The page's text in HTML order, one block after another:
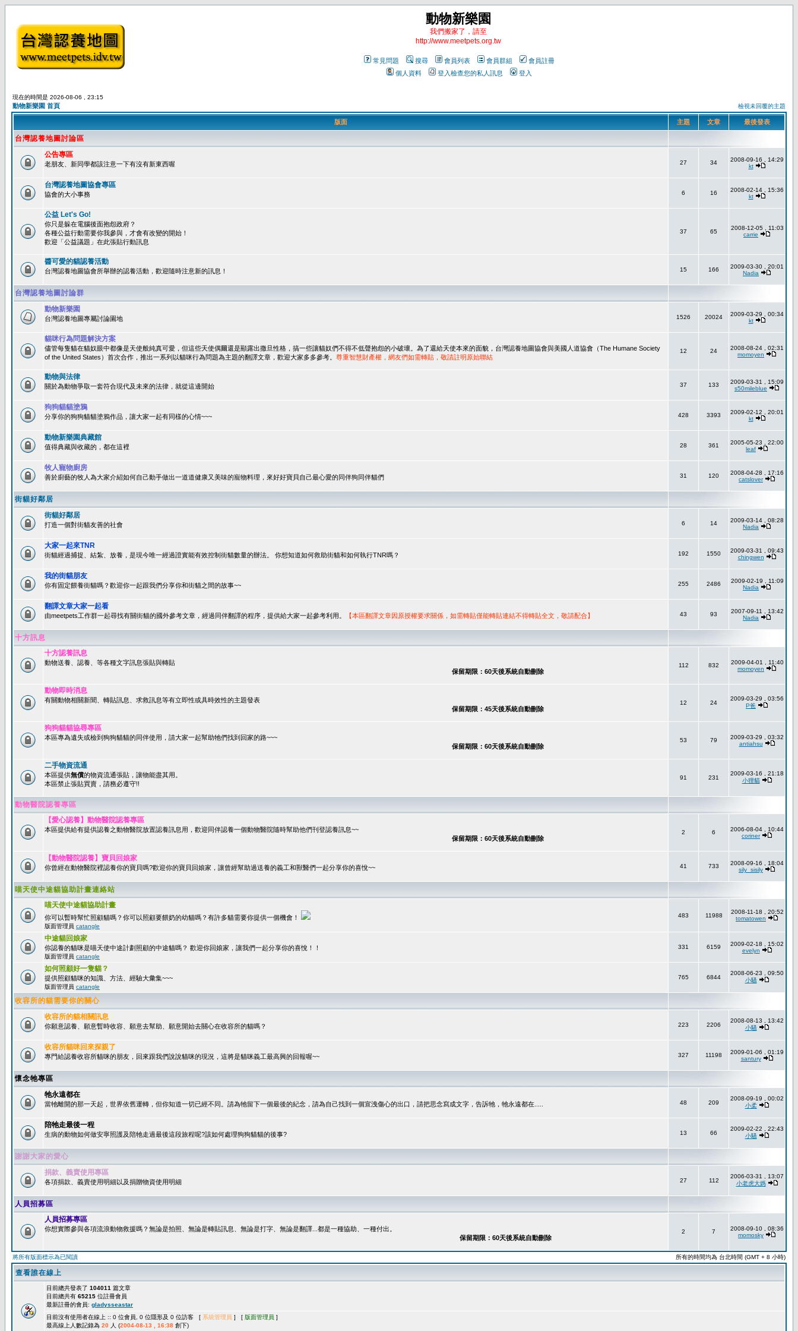
動物新樂園
我們搬家了，請至
http://www.meetpets.org.tw
常見問題 搜尋 會員列表 會員群組
會員註冊
個人資料
登入檢查您的私人訊息 登入
現在的時間是 2026-08-06 , 23:15
動物新樂園 首頁 檢視未回覆的主題
版面 主題 文章 最後發表
台灣認養地圖討論區
公告專區
老朋友、新同學都該注意一下有沒有新東西喔 27 34
2008-09-16 , 14:29
kt
台灣認養地圖協會專區
協會的大小事務 6 16
2008-02-14 , 15:36
kt
公益 Let's Go!
你只是躲在電腦後面抱怨政府？
各種公益行動需要你我參與，才會有改變的開始！
歡迎「公益議題」在此張貼行動訊息
37 65
2008-12-05 , 11:03
carrie
醬可愛的貓認養活動
台灣認養地圖協會所舉辦的認養活動，歡迎隨時注意新的訊息！ 15 166
2009-03-30 , 20:01
Nadia
台灣認養地圖討論群
動物新樂園
台灣認養地圖專屬討論園地 1526 20024
2009-03-29 , 00:34
kt
貓咪行為問題解決方案
儘管每隻貓在貓奴眼中都像是天使般純真可愛，但這些天使偶爾還是顯露出撒旦性格，搞一些讓貓奴們不得不低聲抱怨的小破壞。為了還給天使本來的面貌，台灣認養地圖協會與美國人道協會（The Humane Society
of the United States）首次合作，推出一系列以貓咪行為問題為主題的翻譯文章，歡迎大家多多參考。 尊重智慧財產權，網友們如需轉貼，敬請註明原始聯結
12 24
2008-08-24 , 02:31
momoyen
動物與法律
關於為動物爭取一套符合現代及未來的法律，就從這邊開始 37 133
2009-03-31 , 15:09
s50mileblue
狗狗貓貓塗鴉
分享你的狗狗貓貓塗鴉作品，讓大家一起有同樣的心情~~~ 428 3393
2009-02-12 , 20:01
kt
動物新樂園典藏館
值得典藏與收藏的，都在這裡 28 361
2005-05-23 , 22:00
leaf
牧人寵物廚房
善於廚藝的牧人為大家介紹如何自己動手做出一道道健康又美味的寵物料理，來好好寶貝自己最心愛的同伴狗同伴貓們 31 120
2008-04-28 , 17:16
catslover
街貓好鄰居
街貓好鄰居
打造一個對街貓友善的社會 6 14
2009-03-14 , 08:28
Nadia
大家一起來TNR
街貓經過捕捉、結紮、放養，是現今唯一經過證實能有效控制街貓數量的辦法。 你想知道如何救助街貓和如何執行TNR嗎？ 192 1550
2009-03-31 , 09:43
chingwen
我的街貓朋友
你有固定餵養街貓嗎？歡迎你一起跟我們分享你和街貓之間的故事~~ 255 2486
2009-02-19 , 11:09
Nadia
翻譯文章大家一起看
由meetpets工作群一起尋找有關街貓的國外參考文章，經過同伴翻譯的程序，提供給大家一起參考利用。 【本區翻譯文章因原授權要求關係，如需轉貼僅能轉貼連結不得轉貼全文，敬請配合】 43 93
2007-09-11 , 13:42
Nadia
十方訊息
十方認養訊息
動物送養、認養、等各種文字訊息張貼與轉貼
保留期限：60天後系統自動刪除
112 832
2009-04-01 , 11:40
momoyen
動物即時消息
有關動物相關新聞、轉貼訊息、求救訊息等有立即性或具時效性的主題發表
保留期限：45天後系統自動刪除
12 24
2009-03-29 , 03:56
P爸
狗狗貓貓協尋專區
本區專為遺失或檢到狗狗貓貓的同伴使用，請大家一起幫助牠們找到回家的路~~~
保留期限：60天後系統自動刪除
53 79
2009-03-29 , 03:32
antiahsu
二手物資流通
本區提供無償的物資流通張貼，讓物能盡其用。
本區禁止張貼買賣，請務必遵守!!
91 231
2009-03-16 , 21:18
小狸貓
動物醫院認養專區
【愛心認養】動物醫院認養專區
本區提供給有提供認養之動物醫院放置認養訊息用，歡迎同伴認養一個動物醫院隨時幫助他們刊登認養訊息~~
保留期限：60天後系統自動刪除
2 6
2006-08-04 , 10:44
coriner
【動物醫院認養】寶貝回娘家
你曾經在動物醫院裡認養你的寶貝嗎?歡迎你的寶貝回娘家，讓曾經幫助過送養的義工和獸醫們一起分享你的喜悅~~ 41 733
2008-09-16 , 18:04
sily_sisily
喵天使中途貓協助計畫連絡站
喵天使中途貓協助計畫
你可以暫時幫忙照顧貓嗎？你可以照顧要餵奶的幼貓嗎？有許多貓需要你提供一個機會！
版面管理員 catangle
483 11988
2008-11-18 , 20:52
tomatowen
中途貓回娘家
你認養的貓咪是喵天使中途計劃照顧的中途貓嗎？ 歡迎你回娘家，讓我們一起分享你的喜悅！！
版面管理員 catangle
331 6159
2009-02-18 , 15:02
evelyn
如何照顧好一隻貓？
提供照顧貓咪的知識、方法、經驗大彙集~~~
版面管理員 catangle
765 6844
2008-06-23 , 09:50
小騷
收容所的貓需要你的關心
收容所的貓相關訊息
你願意認養、願意暫時收容、願意去幫助、願意開始去關心在收容所的貓嗎？ 223 2206
2008-08-13 , 13:42
小騷
收容所貓咪回來探親了
專門給認養收容所貓咪的朋友，回來跟我們說說貓咪的現況，這將是貓咪義工最高興的回報喔~~ 327 11198
2009-01-06 , 01:19
santury
懷念牠專區
牠永遠都在
當牠離開的那一天起，世界依舊運轉，但你知道一切已經不同。請為牠留下一個最後的紀念，請為自己找到一個宣洩傷心的出口，請把思念寫成文字，告訴牠，牠永遠都在..... 48 209
2008-09-19 , 00:02
小柔
陪牠走最後一程
生病的動物如何做安寧照護及陪牠走過最後這段旅程呢?該如何處理狗狗貓貓的後事? 13 66
2009-02-22 , 22:43
小騷
謝謝大家的愛心
捐款、義賣使用專區
各項捐款、義賣使用明細以及捐贈物資使用明細 27 112
2006-03-31 , 13:07
小老虎大媽
人員招募區
人員招募專區
你想實際參與各項流浪動物救援嗎？無論是拍照、無論是轉貼訊息、無論是打字、無論是翻譯...都是一種協助、一種付出。
保留期限：60天後系統自動刪除
2 7
2008-09-10 , 08:36
momosky
將所有版面標示為已閱讀 所有的時間均為 台北時間 (GMT + 8 小時)
查看誰在線上
目前總共發表了 104011 篇文章
目前總共有 65215 位註冊會員
最新註冊的會員: gladysseastar
目前沒有使用者在線上 :: 0 位會員, 0 位隱形及 0 位訪客 [ 系統管理員 ] [ 版面管理員 ]
最高線上人數記錄為 20 人 (2004-08-13 , 16:38 創下)